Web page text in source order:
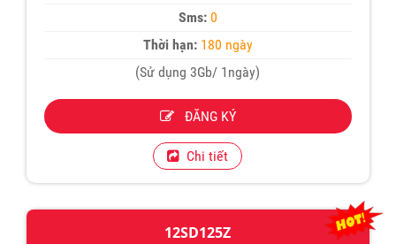
Sms: 0
Thời hạn:180 ngày
(Sử dụng 3Gb/ 1ngày)
ĐĂNG KÝ
Chi tiết
12SD125Z